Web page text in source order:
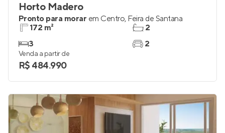
Horto Madero
Pronto para morar em Centro, Feira de Santana
172 m²
3
2
2
Venda a partir de
R$ 484.990